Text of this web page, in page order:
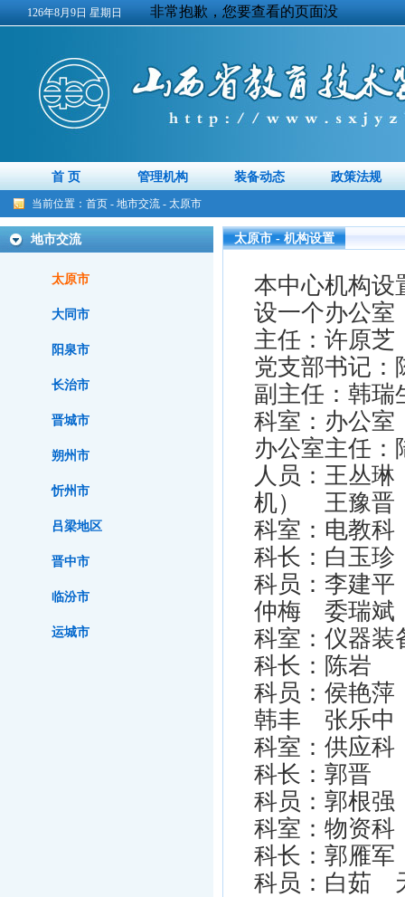
126年8月9日 星期日
首 页 管理机构 装备动态 政策法规
当前位置： 首页 - 地市交流 - 太原市
地市交流
太原市
大同市
阳泉市
长治市
晋城市
朔州市
忻州市
吕梁地区
晋中市
临汾市
运城市
太原市 - 机构设置
本中心机构设
设一个办公室
主任：许原芝
党支部书记：
副主任：韩
科室：办公室
办公室主任：
人员：王丛
机） 王豫晋
科室：电教科
科长：白玉珍
科员：李建
仲梅 委瑞
科室：仪器装
科长：陈岩
科员：侯艳
韩丰 张乐
科室：供应科
科长：郭晋
科员：郭根
科室：物资科
科长：郭雁军
科员：白茹